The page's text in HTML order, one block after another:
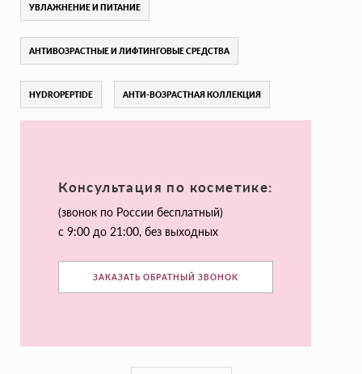
УВЛАЖНЕНИЕ И ПИТАНИЕ
АНТИВОЗРАСТНЫЕ И ЛИФТИНГОВЫЕ СРЕДСТВА
HYDROPEPTIDE АНТИ-ВОЗРАСТНАЯ КОЛЛЕКЦИЯ
Консультация по косметике:
(звонок по России бесплатный)
с 9:00 до 21:00, без выходных
ЗАКАЗАТЬ ОБРАТНЫЙ ЗВОНОК